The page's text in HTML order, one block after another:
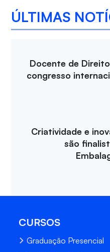
ÚLTIMAS
Docente de
congresso
Criatividade e
são
CURSOS
Graduação Presencial